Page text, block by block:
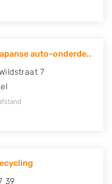
auto-onderde..
7
39